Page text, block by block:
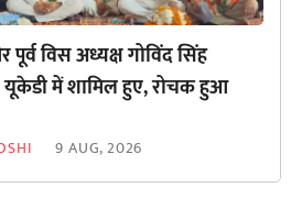
विस अध्यक्ष गोविंद सिंह
में शामिल हुए, रोचक हुआ
9 AUG, 2026